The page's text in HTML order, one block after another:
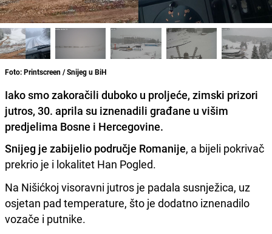
Foto: Printscreen / Snijeg u BiH
Iako smo zakoračili duboko u proljeće, zimski prizori
jutros, 30. aprila su iznenadili građane u višim
predjelima Bosne i Hercegovine.
Snijeg je zabijelio područje Romanije, a bijeli pokrivač
prekrio je i lokalitet Han Pogled.
Na Nišićkoj visoravni jutros je padala susnježica, uz
osjetan pad temperature, što je dodatno iznenadilo
vozače i putnike.